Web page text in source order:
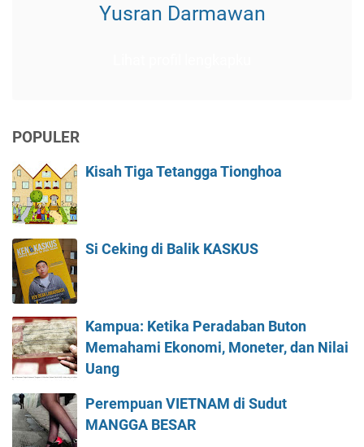
Yusran Darmawan
POPULER
Kisah Tiga Tetangga Tionghoa
Si Ceking di Balik KASKUS
Kampua: Ketika Peradaban Buton
Memahami Ekonomi, Moneter, dan Nilai
Uang
Perempuan VIETNAM di Sudut
MANGGA BESAR